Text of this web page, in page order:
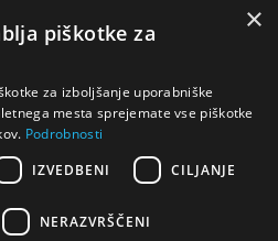
nohti / Orodje - kozmetično /
telo Depilacijski izdelki
& zaščita / Ostalo
×
piškotke za
za izboljšanje uporabniške
mesta sprejemate vse piškotke
Podrobnosti
IZVEDBENI CILJANJE
NERAZVRŠČENI